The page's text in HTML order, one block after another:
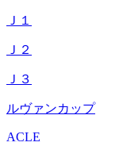
Ｊ１
Ｊ２
Ｊ３
ルヴァンカップ
ACLE